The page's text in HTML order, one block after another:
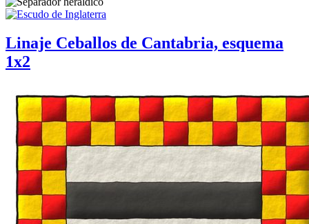
Linaje Ceballos de Cantabria, esquema
1x2